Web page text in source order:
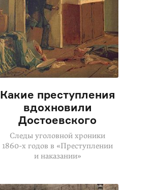
Какие преступления
вдохновили
Достоевского
Следы уголовной хроники
1860-х годов в «Преступлении
и наказании»